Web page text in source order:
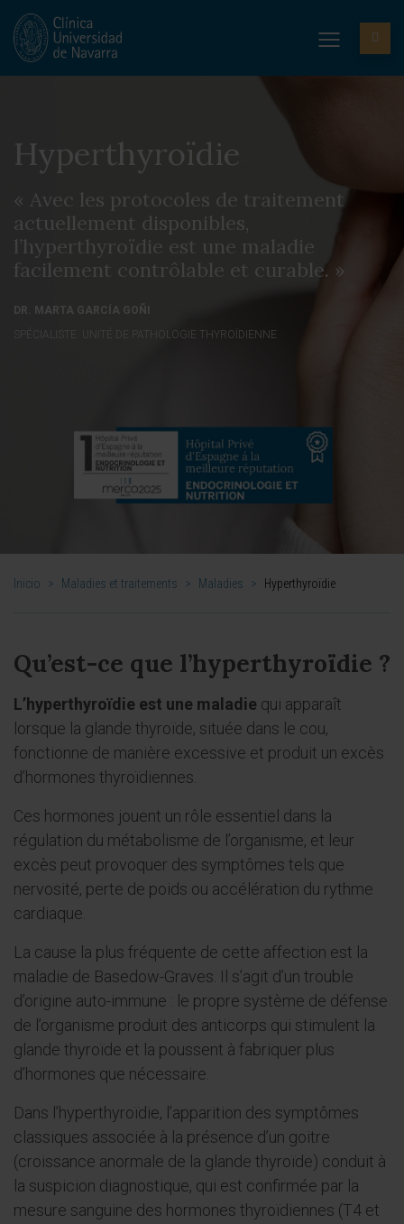
Hyperthyroïdie
« Avec les protocoles de traitement
actuellement disponibles,
l’hyperthyroïdie est une maladie
facilement contrôlable et curable. »
DR. MARTA GARCÍA GOÑI
SPÉCIALISTE. UNITÉ DE PATHOLOGIE THYROÏDIENNE
Inicio > Maladies et traitements > Maladies > Hyperthyroïdie
Qu’est-ce que l’hyperthyroïdie ?
L’hyperthyroïdie est une maladie qui apparaît
lorsque la glande thyroïde, située dans le cou,
fonctionne de manière excessive et produit un excès
d’hormones thyroïdiennes.
Ces hormones jouent un rôle essentiel dans la
régulation du métabolisme de l’organisme, et leur
excès peut provoquer des symptômes tels que
nervosité, perte de poids ou accélération du rythme
cardiaque.
La cause la plus fréquente de cette affection est la
maladie de Basedow-Graves. Il s’agit d’un trouble
d’origine auto-immune : le propre système de défense
de l’organisme produit des anticorps qui stimulent la
glande thyroïde et la poussent à fabriquer plus
d’hormones que nécessaire.
Dans l’hyperthyroïdie, l’apparition des symptômes
classiques associée à la présence d’un goitre
(croissance anormale de la glande thyroïde) conduit à
la suspicion diagnostique, qui est confirmée par la
mesure sanguine des hormones thyroïdiennes (T4 et